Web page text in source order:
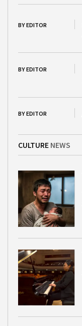
BY EDITOR
BY EDITOR
BY EDITOR
CULTURE NEWS